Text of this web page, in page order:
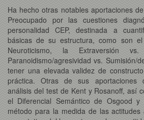
Ha hecho otras notables aportaciones
Preocupado por las cuestiones
personalidad CEP, destinada a
básicas de su estructura, como son
Neuroticismo, la Extraversión
Paranoidismo/agresividad vs. Sumisión/
tener una elevada validez de
práctica. Otras de sus aportaciones
análisis del test de Kent y Rosanoff, así
el Diferencial Semántico de Osgood y
método para la medida de las